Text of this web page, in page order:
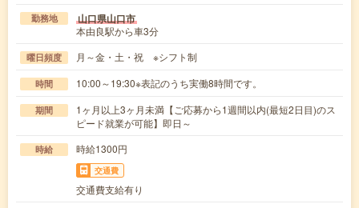
勤務地 山口県山口市
本由良駅から車3分
曜日頻度 月～金・土・祝 ※シフト制
時間 10:00～19:30※表記のうち実働8時間です。
期間
1ヶ月以上3ヶ月未満【ご応募から1週間以内(最短2日目)のス
ピード就業が可能】即日～
時給 時給1300円
交通費
交通費支給有り